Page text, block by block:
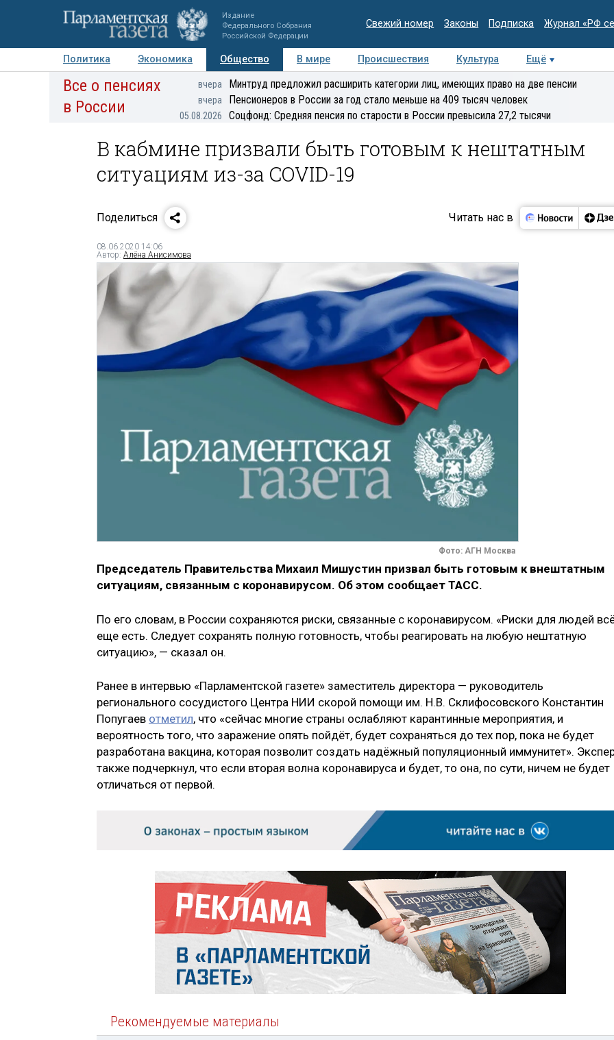
Издание
Федерального Собрания
Российской Федерации
Свежий номер Законы Подписка Журнал «РФ
Политика Экономика Общество В мире Происшествия Культура
Ещё
Авторы Персоны Мнения Регионы Медиацентр Интервью Колумнисты
Все о пенсиях
в России
вчера Минтруд предложил расширить категории лиц, имеющих право на две пенсии
вчера Пенсионеров в России за год стало меньше на 409 тысяч человек
05.08.2026 Соцфонд: Средняя пенсия по старости в России превысила 27,2 тысячи
В кабмине призвали быть готовым к нештатным
ситуациям из-за COVID-19
Поделиться Читать нас в
08.06.2020 14:06
Автор: Алёна Анисимова
Фото: АГН Москва
Председатель Правительства Михаил Мишустин призвал быть готовым к внештатным
ситуациям, связанным с коронавирусом. Об этом сообщает ТАСС.
По его словам, в России сохраняются риски, связанные с коронавирусом. «Риски для людей
еще есть. Следует сохранять полную готовность, чтобы реагировать на любую нештатную
ситуацию», — сказал он.
Ранее в интервью «Парламентской газете» заместитель директора — руководитель
регионального сосудистого Центра НИИ скорой помощи им. Н.В. Склифосовского Константин
Попугаев отметил, что «сейчас многие страны ослабляют карантинные мероприятия, и
вероятность того, что заражение опять пойдёт, будет сохраняться до тех пор, пока не будет
разработана вакцина, которая позволит создать надёжный популяционный иммунитет».
также подчеркнул, что если вторая волна коронавируса и будет, то она, по сути, ничем не будет
отличаться от первой.
Рекомендуемые материалы